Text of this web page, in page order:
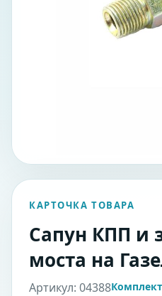
КАРТОЧКА ТОВАРА
Сапун КПП и
моста на
Артикул: 04388